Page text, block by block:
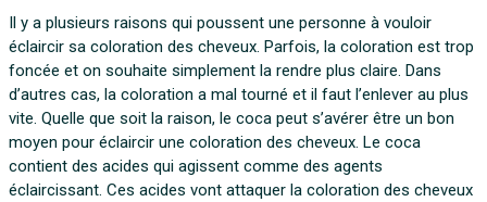
Il y a plusieurs raisons qui poussent une personne à vouloir
éclaircir sa coloration des cheveux. Parfois, la coloration est trop
foncée et on souhaite simplement la rendre plus claire. Dans
d’autres cas, la coloration a mal tourné et il faut l’enlever au plus
vite. Quelle que soit la raison, le coca peut s’avérer être un bon
moyen pour éclaircir une coloration des cheveux. Le coca
contient des acides qui agissent comme des agents
éclaircissant. Ces acides vont attaquer la coloration des cheveux